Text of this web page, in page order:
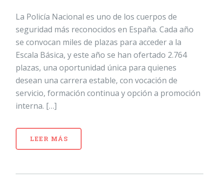
La Policía Nacional es uno de los cuerpos de
seguridad más reconocidos en España. Cada año
se convocan miles de plazas para acceder a la
Escala Básica, y este año se han ofertado 2.764
plazas, una oportunidad única para quienes
desean una carrera estable, con vocación de
servicio, formación continua y opción a promoción
interna. […]
LEER MÁS